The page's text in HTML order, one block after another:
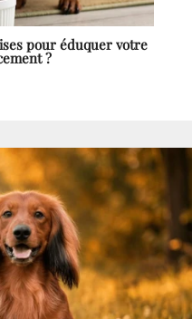
pour éduquer votre
?